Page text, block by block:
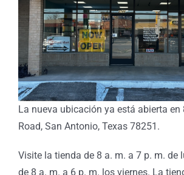
La nueva ubicación ya está abierta en
Road, San Antonio, Texas 78251.
Visite la tienda de 8 a. m. a 7 p. m. de
de 8 a. m. a 6 p. m. los viernes. La